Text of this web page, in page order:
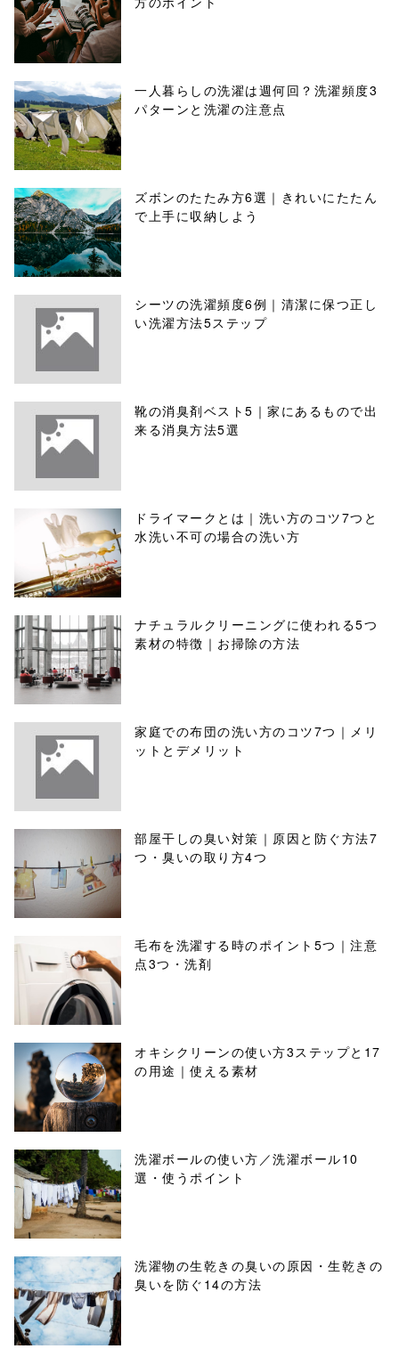
一人暮らしの洗濯は週何回？洗濯頻度3
パターンと洗濯の注意点
ズボンのたたみ方6選｜きれいにたたん
で上手に収納しよう
シーツの洗濯頻度6例｜清潔に保つ正し
い洗濯方法5ステップ
靴の消臭剤ベスト5｜家にあるもので出
来る消臭方法5選
ドライマークとは｜洗い方のコツ7つと
水洗い不可の場合の洗い方
ナチュラルクリーニングに使われる5つ
素材の特徴｜お掃除の方法
家庭での布団の洗い方のコツ7つ｜メリ
ットとデメリット
部屋干しの臭い対策｜原因と防ぐ方法7
つ・臭いの取り方4つ
毛布を洗濯する時のポイント5つ｜注意
点3つ・洗剤
オキシクリーンの使い方3ステップと17
の用途｜使える素材
洗濯ボールの使い方／洗濯ボール10
選・使うポイント
洗濯物の生乾きの臭いの原因・生乾きの
臭いを防ぐ14の方法